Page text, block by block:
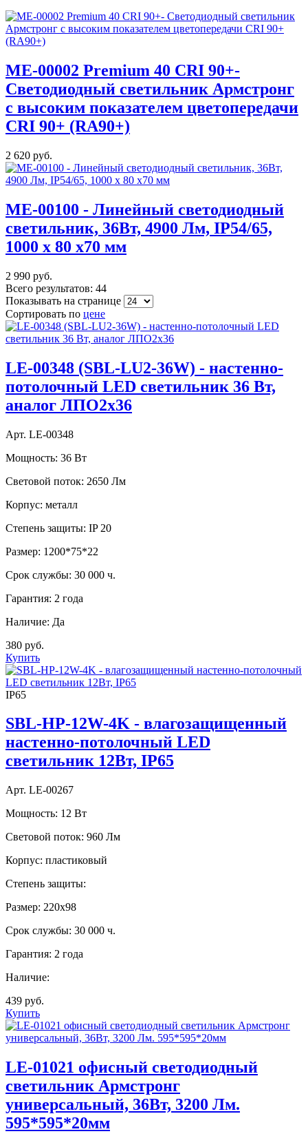
МE-00002 Premium 40 CRI 90+-
Светодиодный светильник Армстронг
с высоким показателем цветопередачи
CRI 90+ (RA90+)
2 620 руб.
ME-00100 - Линейный светодиодный
светильник, 36Вт, 4900 Лм, IP54/65,
1000 x 80 x70 мм
2 990 руб.
Всего результатов: 44
Показывать на странице
Сортировать по цене
LE-00348 (SBL-LU2-36W) - настенно-
потолочный LED светильник 36 Вт,
аналог ЛПО2х36
Арт. LE-00348
Мощность: 36 Вт
Световой поток: 2650 Лм
Корпус: металл
Степень защиты: IP 20
Размер: 1200*75*22
Срок службы: 30 000 ч.
Гарантия: 2 года
Наличие: Да
380 руб.
Купить
IP65
SBL-HP-12W-4K - влагозащищенный
настенно-потолочный LED
светильник 12Вт, IP65
Арт. LE-00267
Мощность: 12 Вт
Световой поток: 960 Лм
Корпус: пластиковый
Степень защиты:
Размер: 220х98
Срок службы: 30 000 ч.
Гарантия: 2 года
Наличие:
439 руб.
Купить
LE-01021 офисный светодиодный
светильник Армстронг
универсальный, 36Вт, 3200 Лм.
595*595*20мм